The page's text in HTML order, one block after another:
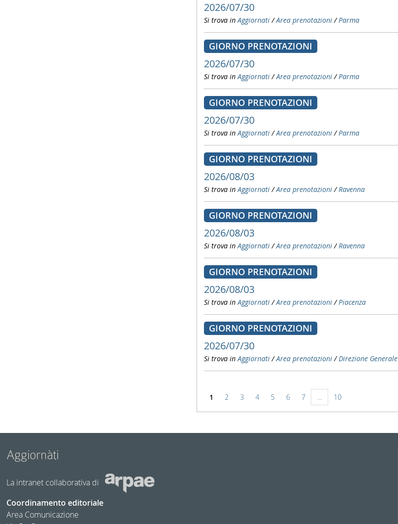
2026/07/30
Si trova in Aggiornati /Area prenotazioni /Parma
GIORNO PRENOTAZIONI
2026/07/30
Si trova in Aggiornati /Area prenotazioni /Parma
GIORNO PRENOTAZIONI
2026/07/30
Si trova in Aggiornati /Area prenotazioni /Parma
GIORNO PRENOTAZIONI
2026/08/03
Si trova in Aggiornati /Area prenotazioni /Ravenna
GIORNO PRENOTAZIONI
2026/08/03
Si trova in Aggiornati /Area prenotazioni /Ravenna
GIORNO PRENOTAZIONI
2026/08/03
Si trova in Aggiornati /Area prenotazioni /Piacenza
GIORNO PRENOTAZIONI
2026/07/30
Si trova in Aggiornati /Area prenotazioni /Direzione Generale
1 2 3 4 5 6 7 ... 10
Aggiornàti
La intranet collaborativa di
Coordinamento editoriale
Area Comunicazione